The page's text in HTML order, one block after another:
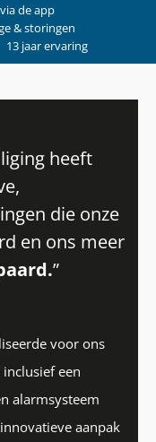
de app
& storingen
13 jaar ervaring
heeft
die onze
en ons meer
”
voor ons
een
alarmsysteem
aanpak